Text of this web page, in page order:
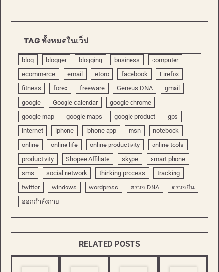
TAG ทั้งหมดในเว็ป
blog blogger blogging business
computer
ecommerce
email etoro facebook
Firefox
fitness
forex freeware Geneus DNA
gmail
google
Google calendar
google chrome
google map
google maps google product
gps
internet
iphone iphone app msn
notebook
online
online life online productivity
online tools
productivity
Shopee Affiliate skype
smart phone
sms
social network thinking process
tracking
twitter
windows wordpress ตรวจ DNA
ตรวจยีน
ออกกำลังกาย
RELATED POSTS